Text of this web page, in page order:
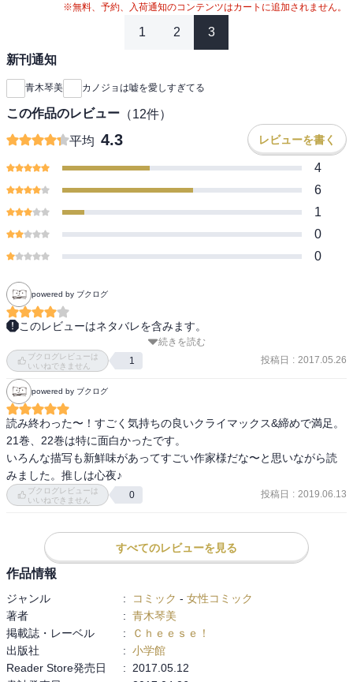
※無料、予約、入荷通知のコンテンツはカートに追加されません。
1 2 3
新刊通知
青木琴美 カノジョは嘘を愛しすぎてる
この作品のレビュー （12件）
平均 4.3 レビューを書く
4
6
1
0
0
powered by ブクログ
このレビューはネタバレを含みます。
完結。最後はハッピーエンドな終わり方。まとめにきたな、という
印象。そういう終わり方も嫌いではないけれど、これまでの展開か
ら比較すると呆気ない印象を持った。
度々話を盛り上げていく作りが上手いと思わされてきたし、最終巻
においてもCRUDE PLAYのファイナルライブの描き方は流石だと思
っただけに、締めの甘さをやや残念に思う。
特に物足りなく感じたのはタイトルの種明かしだ。1巻の冒頭部から
引っ張ってきて、話の根幹となり、また締めの言葉にもなるだろう
ことは予想されて、期待も大きかったけれど、焦点がぼやけてしま
完全なる憶測だが、最初に想定していた着地点と少しずれがあった
のではないかと思う。
映画化後のどこかの巻で作者がCRUDE PLAYの存在が予想外に大き
最初からは想定していなかったのではないだろうか。
この物語の主人公はアキであることに異論はないが、「カノジョ」
である理子が最後にぼやけてしまったのは、タイトルの種明かしを
するラストとしては勿体なかったと思う。
続きを読む
ブクログレビューは
いいねできません
1 投稿日 : 2017.05.26
powered by ブクログ
読み終わった〜！すごく気持ちの良いクライマックス&締めで満足。
21巻、22巻は特に面白かったです。
いろんな描写も新鮮味があってすごい作家様だな〜と思いながら読
みました。推しは心夜♪
ブクログレビューは
いいねできません
0 投稿日 : 2019.06.13
すべてのレビューを見る
作品情報
ジャンル : コミック - 女性コミック
著者
: 青木琴美
掲載誌・レーベル
:
Ｃｈｅｅｓｅ！
出版社
: 小学館
Reader Store発売日
:
2017.05.12